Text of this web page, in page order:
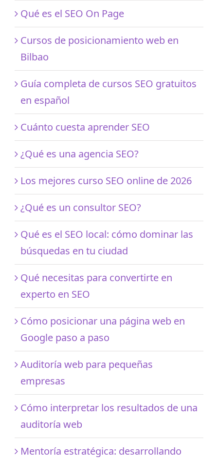
Qué es el SEO On Page
Cursos de posicionamiento web en
Bilbao
Guía completa de cursos SEO gratuitos
en español
Cuánto cuesta aprender SEO
¿Qué es una agencia SEO?
Los mejores curso SEO online de 2026
¿Qué es un consultor SEO?
Qué es el SEO local: cómo dominar las
búsquedas en tu ciudad
Qué necesitas para convertirte en
experto en SEO
Cómo posicionar una página web en
Google paso a paso
Auditoría web para pequeñas
empresas
Cómo interpretar los resultados de una
auditoría web
Mentoría estratégica: desarrollando